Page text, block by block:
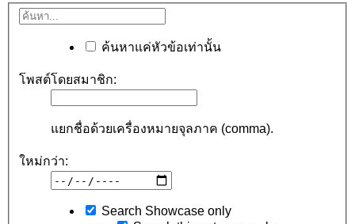
ค้นหาแค่หัวข้อเท่านั้น
โพสต์โดยสมาชิก:
แยกชื่อด้วยเครื่องหมายจุลภาค (comma).
ใหม่กว่า:
Search Showcase only